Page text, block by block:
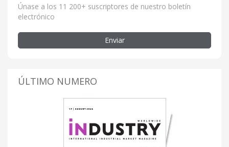
Únase a los 11 200+ suscriptores de nuestro boletín
electrónico
Enviar
ÚLTIMO NUMERO